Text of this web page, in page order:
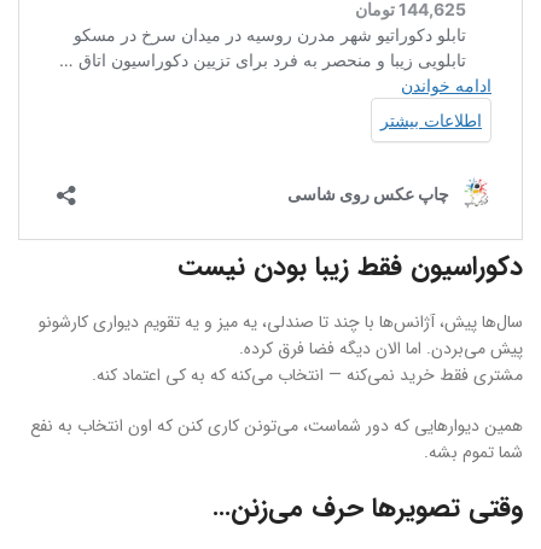
دکوراسیون فقط زیبا بودن نیست
سال‌ها پیش، آژانس‌ها با چند تا صندلی، یه میز و یه تقویم دیواری کارشونو
پیش می‌بردن. اما الان دیگه فضا فرق کرده.
مشتری فقط خرید نمی‌کنه — انتخاب می‌کنه که به کی اعتماد کنه.
همین دیوارهایی که دور شماست، می‌تونن کاری کنن که اون انتخاب به نفع
شما تموم بشه.
وقتی تصویرها حرف می‌زنن…